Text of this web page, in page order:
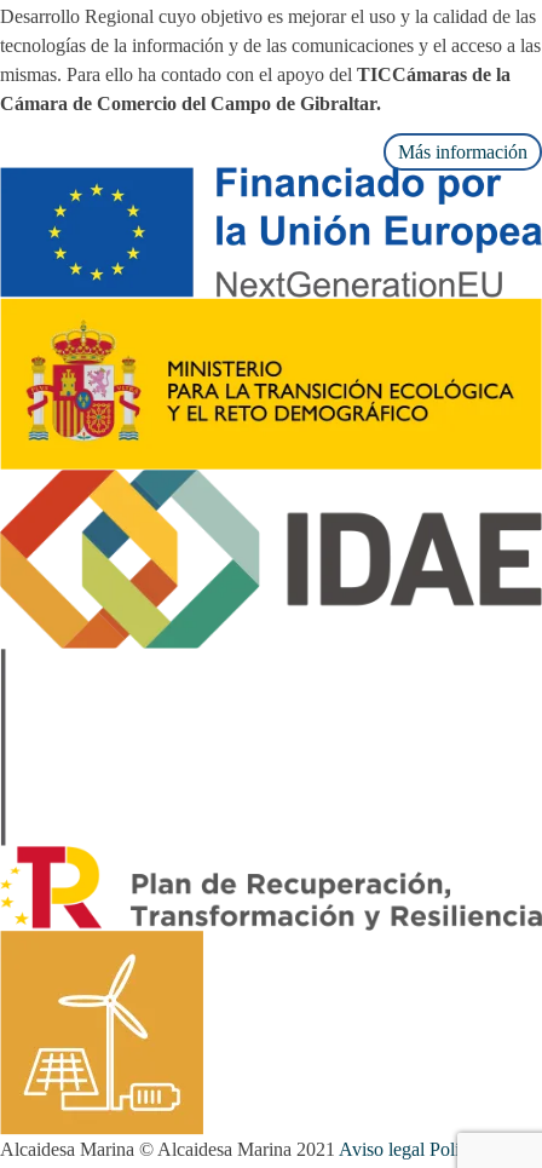
Desarrollo Regional cuyo objetivo es mejorar el uso y la calidad de las
tecnologías de la información y de las comunicaciones y el acceso a las
mismas. Para ello ha contado con el apoyo del TICCámaras de la
Cámara de Comercio del Campo de Gibraltar.
Más información
Alcaidesa Marina © Alcaidesa Marina 2021 Aviso legal Política de